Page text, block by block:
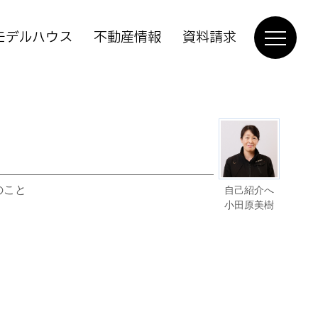
デルハウス 不動産情報 資料請求
自己紹介へ
小田原美樹
こと